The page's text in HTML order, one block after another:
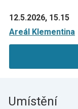
12.5.2026, 15.15
Areál Klementina
Umístění